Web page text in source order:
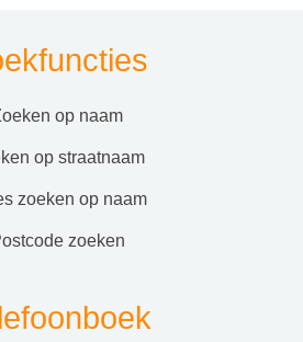
zoeken op naam
op straatnaam
zoeken op naam
postcode zoeken